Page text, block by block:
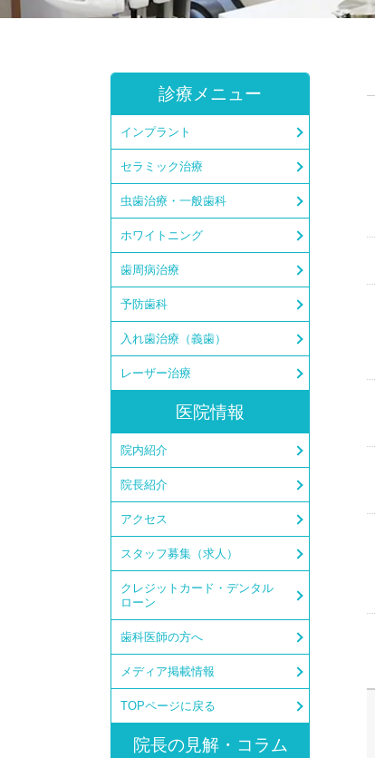
診療メニュー
インプラント
セラミック治療
虫歯治療・一般歯科
ホワイトニング
歯周病治療
予防歯科
入れ歯治療（義歯）
レーザー治療
医院情報
院内紹介
院長紹介
アクセス
スタッフ募集（求人）
クレジットカード・デンタル
ローン
歯科医師の方へ
メディア掲載情報
TOPページに戻る
院長の見解・コラム